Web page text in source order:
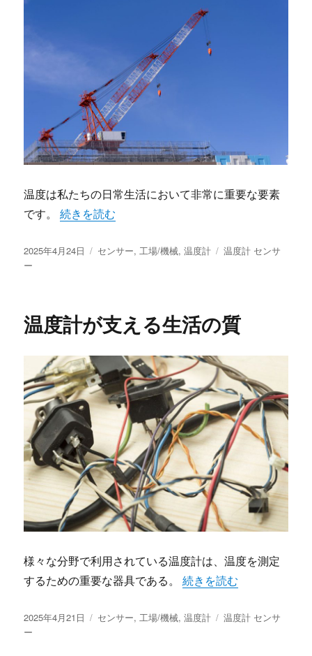
温度は私たちの日常生活において非常に重要な要素
です。“温度計が支える生活の質向上” の
続きを読む
投
稿
2025年4月24日
カ
センサー, 工場/機械,温度計
タ
温度計 センサ
ー
温度計が支える生活の質
様々な分野で利用されている温度計は、温度を測定
するための重要な器具である。“温度計が支える生活の質
続きを読む
投
稿
2025年4月21日
カ
センサー,工場/機械,温度計
タ
温度計 センサ
ー